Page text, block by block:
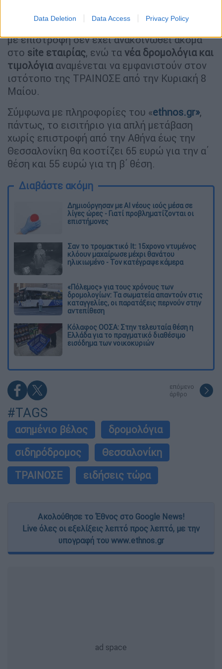
Data Deletion Data Access Privacy Policy
Η τιμή του εισιτηρίου για απλή μετάβαση ή
με επιστροφή δεν έχει ανακοινωθεί ακόμα
στο site εταιρίας, ενώ τα νέα δρομολόγια και
τιμολόγιααναμένεται να εμφανιστούν στον
ιστότοπο της ΤΡΑΙΝΟΣΕ από την Κυριακή 8
Μαίου.
Σύμφωνα με πληροφορίες του «ethnos.gr»,
πάντως, το εισιτήριο για απλή μετάβαση
χωρίς επιστροφή από την Αθήνα έως την
Θεσσαλονίκη θα κοστίζει 65 ευρώ για την α΄
θέση και 55 ευρώ για τη β΄ θέση.
Διαβάστε ακόμη
Δημιούργησαν με AI νέους ιούς μέσα σε
λίγες ώρες - Γιατί προβληματίζονται οι
επιστήμονες
Σαν το τρομακτικό It: 15χρονο ντυμένος
κλόουν μαχαίρωσε μέχρι θανάτου
ηλικιωμένο - Τον κατέγραψε κάμερα
«Πόλεμος» για τους χρόνους των
δρομολογίων: Τα σωματεία απαντούν στις
καταγγελίες, οι παρατάξεις περνούν στην
αντεπίθεση
Κόλαφος ΟΟΣΑ: Στην τελευταία θέση η
Ελλάδα για το πραγματικό διαθέσιμο
εισόδημα των νοικοκυριών
επόμενο
άρθρο
#TAGS
ασημένιο βέλος
δρομολόγια
σιδηρόδρομος
Θεσσαλονίκη
ΤΡΑΙΝΟΣΕ
ειδήσεις τώρα
Ακολούθησε το Έθνος στο Google News!
Live όλες οι εξελίξεις λεπτό προς λεπτό, με την
υπογραφή του www.ethnos.gr